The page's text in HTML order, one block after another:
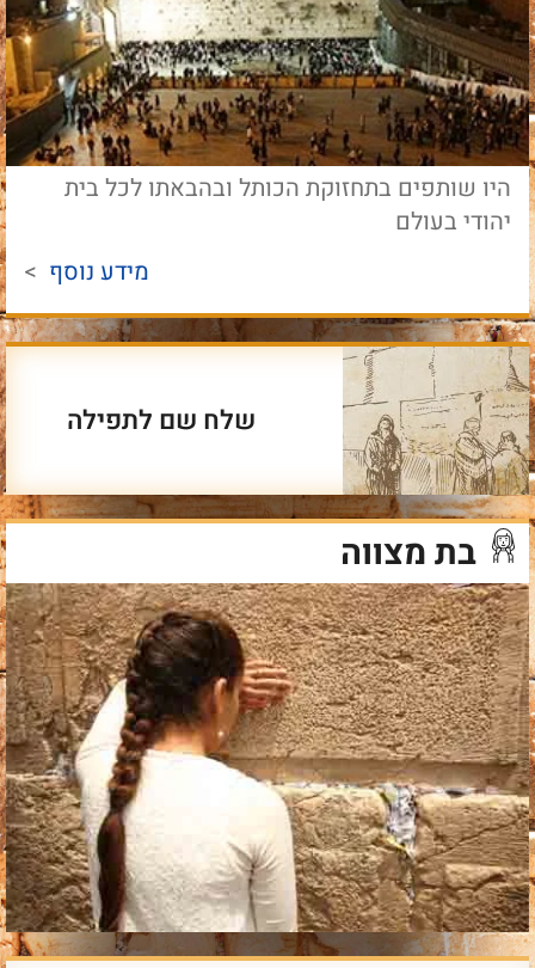
היו שותפים בתחזוקת הכותל ובהבאתו לכל בית
יהודי בעולם
מידע נוסף >
שלח שם לתפילה
בת מצווה